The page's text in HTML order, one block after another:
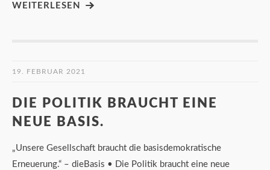
WEITERLESEN
19. FEBRUAR 2021
DIE POLITIK BRAUCHT EINE
NEUE BASIS.
„Unsere Gesellschaft braucht die basisdemokratische
Erneuerung.“ – dieBasis • Die Politik braucht eine neue